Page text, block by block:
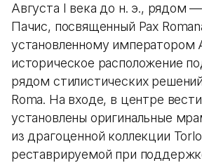
Августа I века до н. э., рядом
Пачис, посвященный Pax
установленному императором
историческое расположение
рядом стилистических
Roma. На входе, в центре
установлены оригинальные
из драгоценной коллекции
реставрируемой при